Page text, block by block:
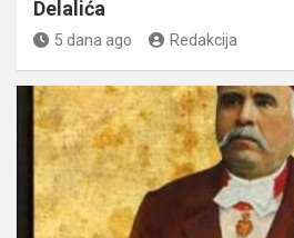
Delalića
5 dana ago Redakcija